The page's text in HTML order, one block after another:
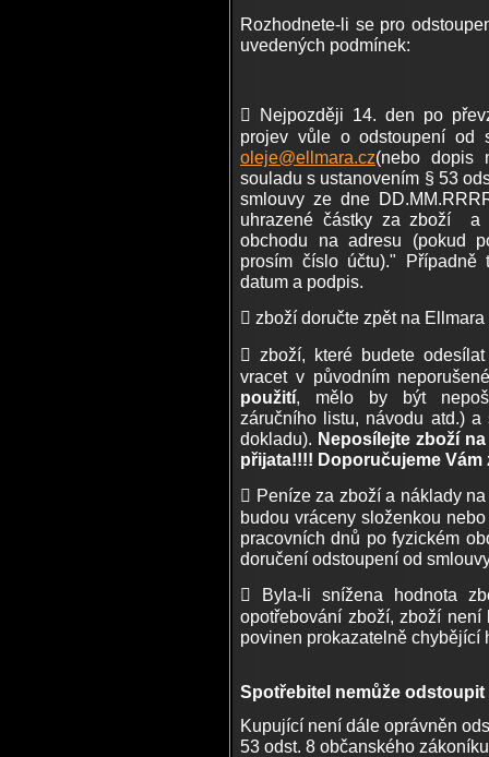
Rozhodnete-li se pro
uvedených podmínek:
 Nejpozději 14. den po
projev vůle o odstoupení od
oleje@ellmara.cz(nebo dopis
souladu s ustanovením § 53
smlouvy ze dne
uhrazené částky za zboží a
obchodu na adresu (pokud
prosím číslo účtu)." Případně
datum a podpis.
 zboží doručte zpět na
 zboží, které budete
vracet v původním
použití, mělo by být
záručního listu, návodu atd.)
dokladu). Neposílejte zboží
přijata!!!! Doporučujeme Vám
 Peníze za zboží a náklady
budou vráceny složenkou
pracovních dnů po fyzickém
doručení odstoupení od
 Byla-li snížena hodnota
opotřebování zboží, zboží
povinen prokazatelně chybějící
Spotřebitel nemůže
Kupující není dále oprávněn
53 odst. 8 občanského